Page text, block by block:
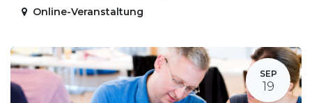
Online-Veranstaltung
SEP
19